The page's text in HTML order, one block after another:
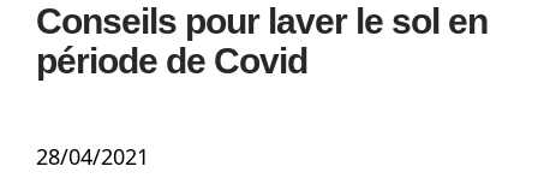
Conseils pour laver le sol en
période de Covid
28/04/2021